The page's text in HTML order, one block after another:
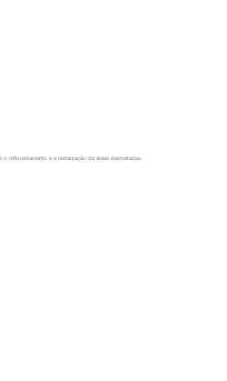
reflorestamento e a restauração de áreas desmatadas.